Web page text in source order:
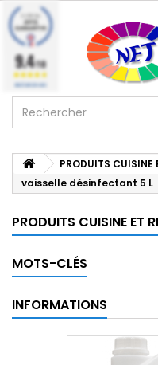
PRODUITS CUISINE
vaisselle désinfectant 5 L
PRODUITS CUISINE ET
MOTS-CLÉS
INFORMATIONS
9.4/10